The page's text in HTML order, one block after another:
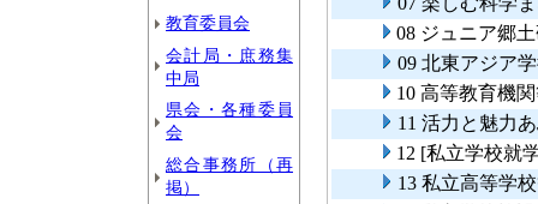
教育委員会
会計局・庶務集
中局
県会・各種委員
会
総合事務所（再
掲）
08 ジュニア郷
09 北東アジア
10 高等教育機
11 活力と魅力
12 [私立学校就
13 私立高等学